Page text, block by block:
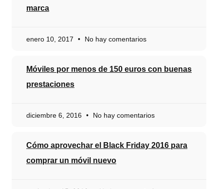
marca
enero 10, 2017 No hay comentarios
Móviles por menos de 150 euros con buenas
prestaciones
diciembre 6, 2016 No hay comentarios
Cómo aprovechar el Black Friday 2016 para
comprar un móvil nuevo